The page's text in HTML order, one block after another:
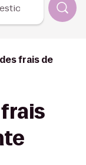
dans
frais de